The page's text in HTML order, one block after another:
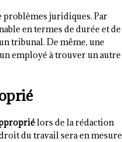
problèmes juridiques. Par
en termes de durée et de
tribunal. De même, une
employé à trouver un autre
lors de la rédaction
du travail sera en mesure